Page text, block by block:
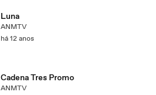
Luna
ANMTV
há 12 anos
Cadena Tres Promo
ANMTV